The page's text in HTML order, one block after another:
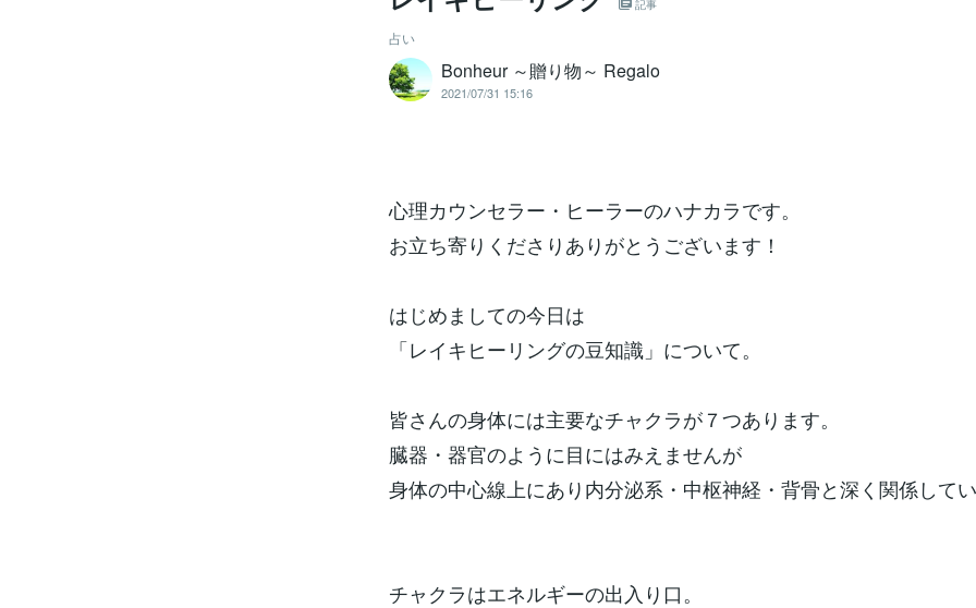
記事
占い
Bonheur ～贈り物～ Regalo
2021/07/31 15:16
心理カウンセラー・ヒーラーのハナカラです。
お立ち寄りくださりありがとうございます！
はじめましての今日は
「レイキヒーリングの豆知識」について。
皆さんの身体には主要なチャクラが７つあります。
臓器・器官のように目にはみえませんが
身体の中心線上にあり内分泌系・中枢神経・背骨と深く関係して
チャクラはエネルギーの出入り口。